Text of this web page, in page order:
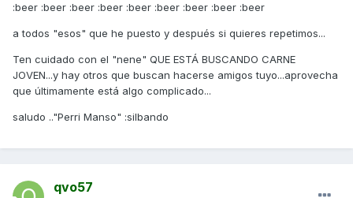
:beer :beer :beer :beer :beer :beer :beer :beer :beer
a todos "esos" que he puesto y después si quieres repetimos...
Ten cuidado con el "nene" QUE ESTÁ BUSCANDO CARNE
JOVEN...y hay otros que buscan hacerse amigos tuyo...aprovecha
que últimamente está algo complicado...
saludo .."Perri Manso" :silbando
qvo57